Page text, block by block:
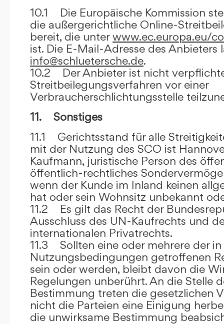
10.1 Die Europäische Kommission
die außergerichtliche Online-
bereit, die unterwww.ec.europa.eu/
ist. Die E-Mail-Adresse des Anbieters
info@schluetersche.de.
10.2 Der Anbieter ist nicht
Streitbeilegungsverfahren vor einer
Verbraucherschlichtungsstelle
11. Sonstiges
11.1 Gerichtsstand für alle
mit der Nutzung des SCO ist
Kaufmann, juristische Person des
öffentlich-rechtliches
wenn der Kunde im Inland keinen
hat oder sein Wohnsitz unbekannt
11.2 Es gilt das Recht der
Ausschluss des UN-Kaufrechts und
internationalen Privatrechts.
11.3 Sollten eine oder mehrere der in
Nutzungsbedingungen getroffenen
sein oder werden, bleibt davon die
Regelungen unberührt. An die Stelle
Bestimmung treten die gesetzlichen
nicht die Parteien eine Einigung
die unwirksame Bestimmung